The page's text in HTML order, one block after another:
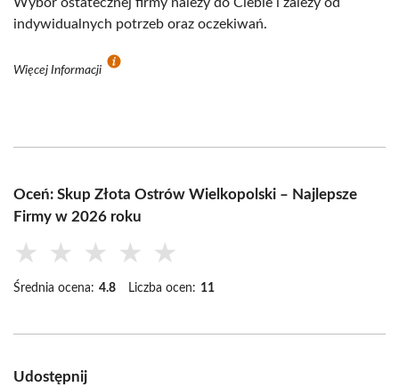
Wybór ostatecznej firmy należy do Ciebie i zależy od
indywidualnych potrzeb oraz oczekiwań.
Więcej Informacji
Oceń: Skup Złota Ostrów Wielkopolski – Najlepsze
Firmy w 2026 roku
★ ★ ★ ★ ★
Średnia ocena: 4.8 Liczba ocen: 11
Udostępnij